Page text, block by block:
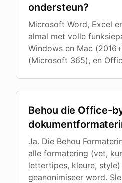
ondersteun?
Microsoft Word, Excel
almal met volle
Windows en Mac
(Microsoft 365), en
Behou die Office-
Ja. Die Behou
alle formatering (vet,
lettertipes, kleure, style)
geanonimiseer word.